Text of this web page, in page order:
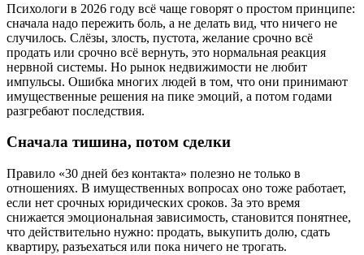
Психологи в 2026 году всё чаще говорят о простом принципе:
сначала надо пережить боль, а не делать вид, что ничего не
случилось. Слёзы, злость, пустота, желание срочно всё
продать или срочно всё вернуть, это нормальная реакция
нервной системы. Но рынок недвижимости не любит
импульсы. Ошибка многих людей в том, что они принимают
имущественные решения на пике эмоций, а потом годами
разгребают последствия.
Сначала тишина, потом сделки
Правило «30 дней без контакта» полезно не только в
отношениях. В имущественных вопросах оно тоже работает,
если нет срочных юридических сроков. За это время
снижается эмоциональная зависимость, становится понятнее,
что действительно нужно: продать, выкупить долю, сдать
квартиру, разъехаться или пока ничего не трогать.